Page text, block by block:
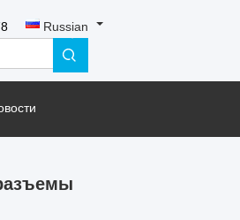
Russian